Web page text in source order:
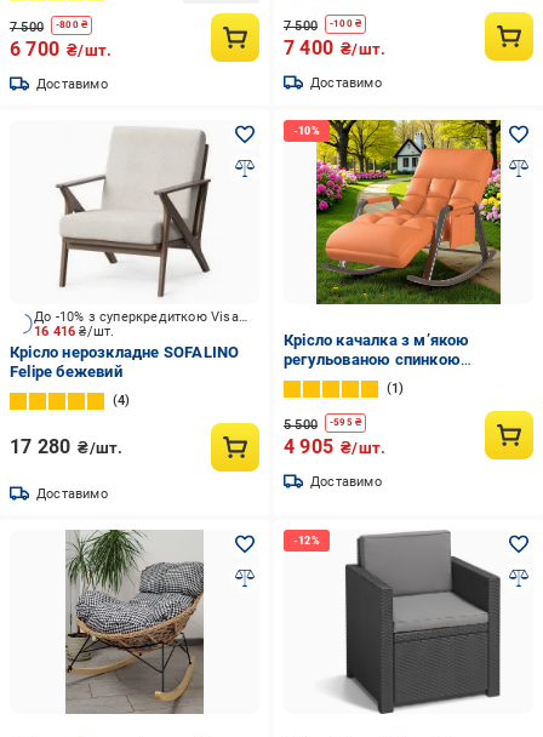
7 500 -800₴
6 700 ₴/шт.
Доставимо
7 500 -100₴
7 400 ₴/шт.
Доставимо
16 416₴/шт.
До -10% з суперкредиткою Visa Вигода
Крісло нерозкладне SOFALINO
Felipe бежевий
4
17 280 ₴/шт.
Доставимо
Крісло качалка з м’якою
регульованою спинкою
145х60х71 см Помаранчевий
1
5 500 -595₴
4 905 ₴/шт.
Доставимо